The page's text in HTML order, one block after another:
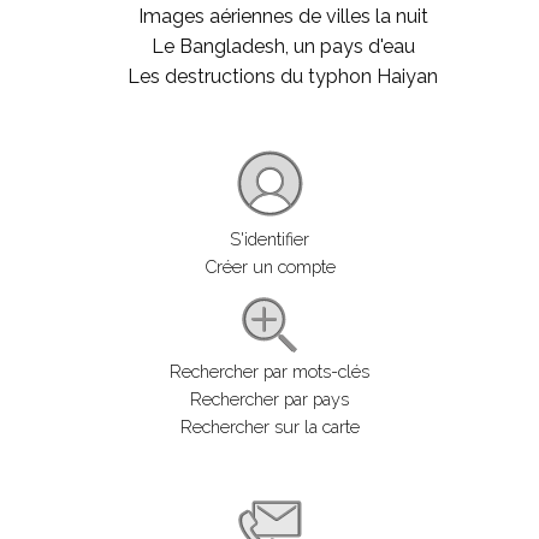
Images aériennes de villes la nuit
Le Bangladesh, un pays d'eau
Les destructions du typhon Haiyan
S'identifier
Créer un compte
Rechercher par mots-clés
Rechercher par pays
Rechercher sur la carte